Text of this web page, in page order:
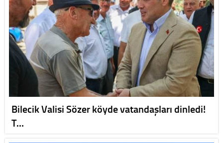
Bilecik Valisi Sözer köyde vatandaşları dinledi!
T…